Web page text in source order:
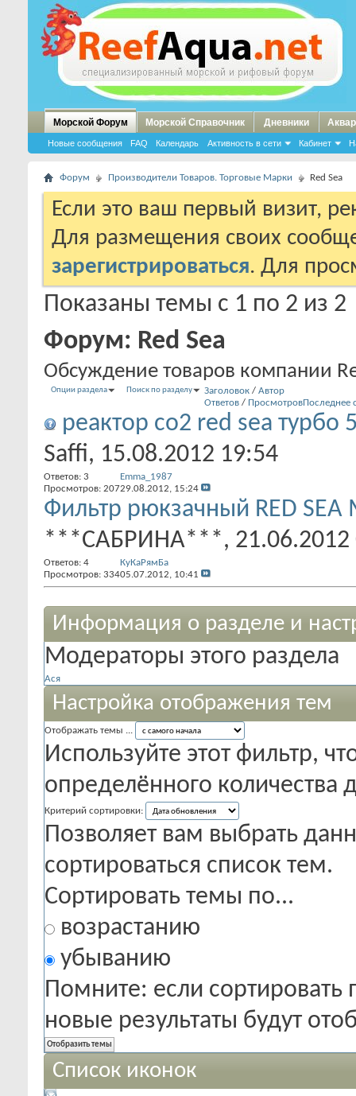
Морской Форум
Новые сообщения FAQ Календарь Активность в сети Кабинет
Морской Справочник Дневники
Форум Производители Товаров. Торговые Марки Red Sea
Если это ваш первый визит,
Для размещения своих
зарегистрироваться. Для
Показаны темы с 1 по 2 из 2
Форум: Red Sea
Обсуждение товаров компании
Опции раздела Поиск по разделу Заголовок / Автор
Ответов / ПросмотровПоследнее
реактор со2 red sea
Saffi, 15.08.2012 19:54
Ответов: 3
Просмотров: 207
Emma_1987
29.08.2012, 15:24
Фильтр рюкзачный RED SEA
***САБРИНА***,
Ответов: 4
Просмотров: 334
КуКаРямБа
05.07.2012, 10:41
Информация о разделе и
Модераторы этого раздела
Ася
Настройка отображения тем
Отображать темы ...
Используйте этот фильтр,
определённого количества
Критерий сортировки:
Позволяет вам выбрать
сортироваться список тем.
Сортировать темы по...
возрастанию
убыванию
Помните: если
новые результаты будут
Список иконок